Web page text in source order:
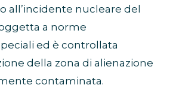
all’incidente nucleare del
a norme
ed è controllata
della zona di alienazione
contaminata.